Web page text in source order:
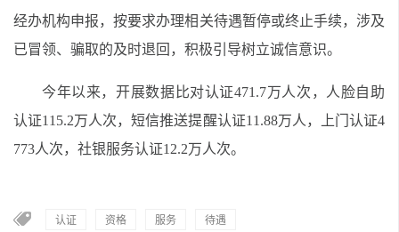
经办机构申报，按要求办理相关待遇暂停或终止手续，涉及
已冒领、骗取的及时退回 ， 积极引导树立诚信意识。
今年以来，开展数据比对认证471.7万人次，人脸自助
认证115.2万人次，短信推送提醒认证11.88万人，上门认证4
773人次，社银服务认证12.2万人次。
认证 资格 服务 待遇